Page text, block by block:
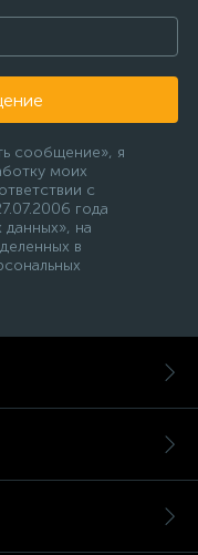
сообщение», я
моих
с
года
на
в